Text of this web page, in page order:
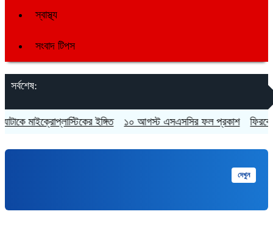
স্বাস্থ্য
সংবাদ টিপস
সর্বশেষ:
ইঙ্গিত ১০ আগস্ট এসএসসির ফল প্রকাশ ফিরবেন কি শেখ
দেখুন